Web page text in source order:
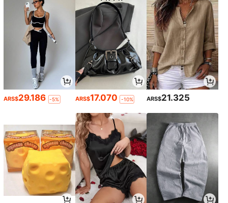
ARS$29.186 -5% ARS$17.070 -10% ARS$21.325